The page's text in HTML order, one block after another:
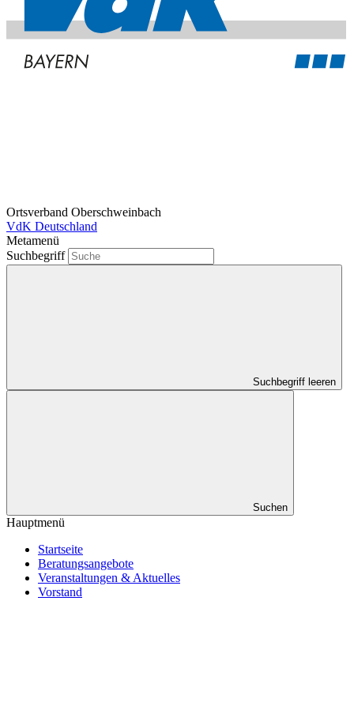
Ortsverband Oberschweinbach
VdK Deutschland
Metamenü
Suchbegriff
Suchbegriff leeren
Suchen
Hauptmenü
Startseite
Beratungsangebote
Veranstaltungen & Aktuelles
Vorstand